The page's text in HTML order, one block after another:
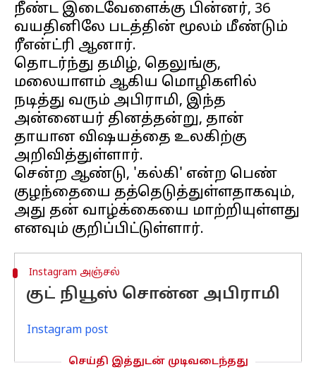
நீண்ட இடைவேளைக்கு பின்னர், 36
வயதினிலே படத்தின் மூலம் மீண்டும்
ரீஎன்ட்ரி ஆனார்.
தொடர்ந்து தமிழ், தெலுங்கு,
மலையாளம் ஆகிய மொழிகளில்
நடித்து வரும் அபிராமி, இந்த
அன்னையர் தினத்தன்று, தான்
தாயான விஷயத்தை உலகிற்கு
அறிவித்துள்ளார்.
சென்ற ஆண்டு, 'கல்கி' என்ற பெண்
குழந்தையை தத்தெடுத்துள்ளதாகவும்,
அது தன் வாழ்க்கையை மாற்றியுள்ளது
Instagram அஞ்சல்
குட் நியூஸ் சொன்ன அபிராமி
Instagram post
செய்தி இத்துடன் முடிவடைந்தது